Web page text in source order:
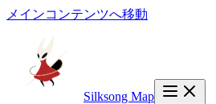
メインコンテンツへ移動
Silksong Map